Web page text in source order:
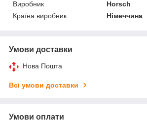
Виробник
Horsch
Країна виробник
Німеччина
Умови доставки
Нова Пошта
Всі умови доставки
Умови оплати